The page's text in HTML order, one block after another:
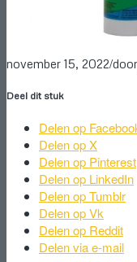
november 15, 2022/door
Deel dit stuk
Delen op
Delen op X
Delen op Pinterest
Delen op LinkedIn
Delen op Tumblr
Delen op Vk
Delen op Reddit
Delen via e-mail